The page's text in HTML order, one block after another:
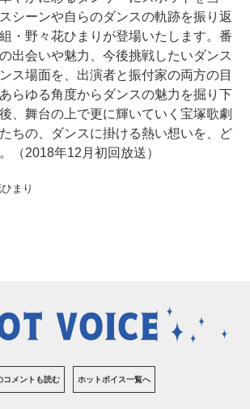
シーンや自らのダンスの軌跡を振り返
・野々花ひまりが登場いたします。番
出会いや魅力、今後挑戦したいダンス
ス場面を、出演者と振付家の両方の目
らゆる角度からダンスの魅力を掘り下
、舞台の上で更に輝いていく宝塚歌劇
ちの、ダンスに掛ける熱い想いを、ど
（2018年12月初回放送）
まり
コメントも読む ホットボイス一覧へ